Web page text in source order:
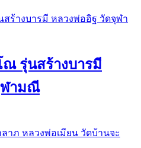
รุ่นสร้างบารมี
ฬามณี